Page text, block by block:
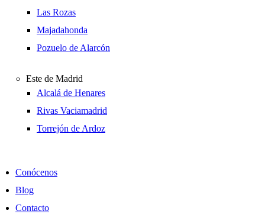
Las Rozas
Majadahonda
Pozuelo de Alarcón
Este de Madrid
Alcalá de Henares
Rivas Vaciamadrid
Torrejón de Ardoz
Conócenos
Blog
Contacto